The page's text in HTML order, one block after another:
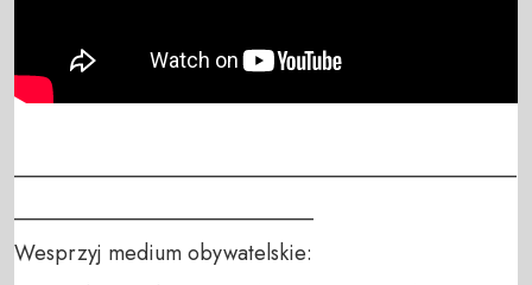
_______________________________________________
____________________________
Wesprzyj medium obywatelskie: